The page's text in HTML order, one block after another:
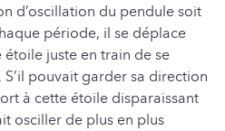
d’oscillation du pendule soit
période, il se déplace
étoile juste en train de se
S’il pouvait garder sa direction
à cette étoile disparaissant
osciller de plus en plus